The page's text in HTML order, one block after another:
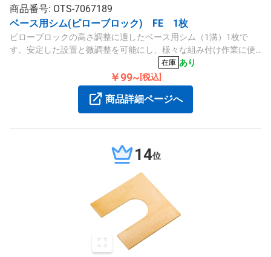
商品番号: OTS-7067189
ベース用シム(ピローブロック) FE 1枚
ピローブロックの高さ調整に適したベース用シム（1溝）1枚で
す。安定した設置と微調整を可能にし、様々な組み付け作業に便
在庫 あり
￥99~[税込]
商品詳細ページへ
14位